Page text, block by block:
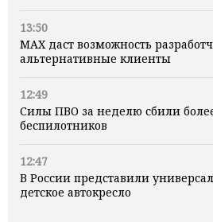
13:50
MAX даст возможность
альтернативные клиенты
12:49
Силы ПВО за неделю сбили
беспилотников
12:47
В России представили
детское автокресло